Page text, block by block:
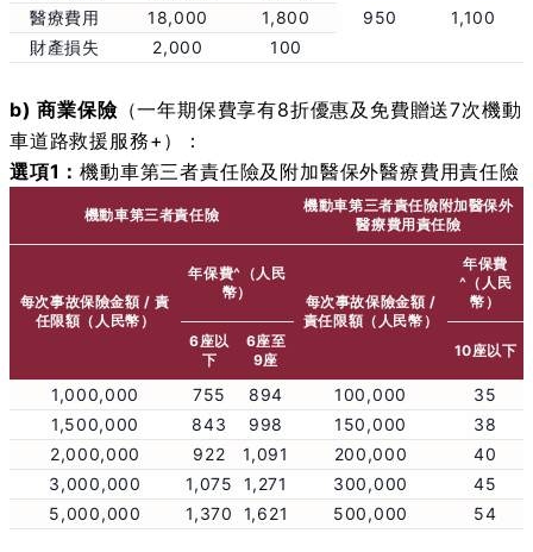
950
1,100
醫療費用 18,000
1,800
財產損失
2,000 100
b) 商業保險 （一年期保費享有8折優惠及免費贈送7次機動
車道路救援服務+）：
選項1：機動車第三者責任險及附加醫保外醫療費用責任險
機動車第三者責任險
機動車第三者責任險附加醫保外
醫療費用責任險
每次事故保險金額 / 責
任限額（人民幣）
年保費^（人民
幣）
每次事故保險金額 /
責任限額（人民幣）
年保費
^（人民
幣）
6座以
下
6座至
9座
10座以下
1,000,000 755 894 100,000
35
1,500,000
843 998 150,000
38
2,000,000
922 1,091 200,000
40
3,000,000
1,075 1,271 300,000
45
5,000,000
1,370 1,621 500,000 54